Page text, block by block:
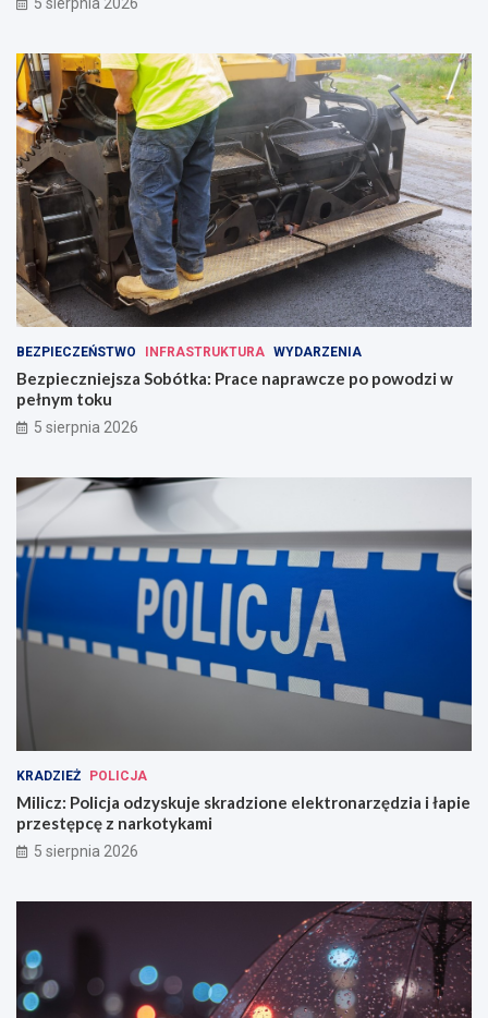
5 sierpnia 2026
BEZPIECZEŃSTWO INFRASTRUKTURA WYDARZENIA
Bezpieczniejsza Sobótka: Prace naprawcze po powodzi w
pełnym toku
5 sierpnia 2026
KRADZIEŻ POLICJA
Milicz: Policja odzyskuje skradzione elektronarzędzia i łapie
przestępcę z narkotykami
5 sierpnia 2026